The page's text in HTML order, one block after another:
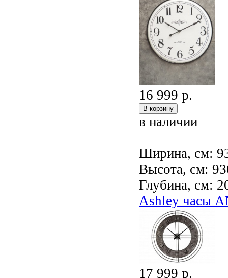
16 999 р.
в наличии
Ширина, см:
Высота, см:
Глубина, см:
Ashley часы
17 999 р.